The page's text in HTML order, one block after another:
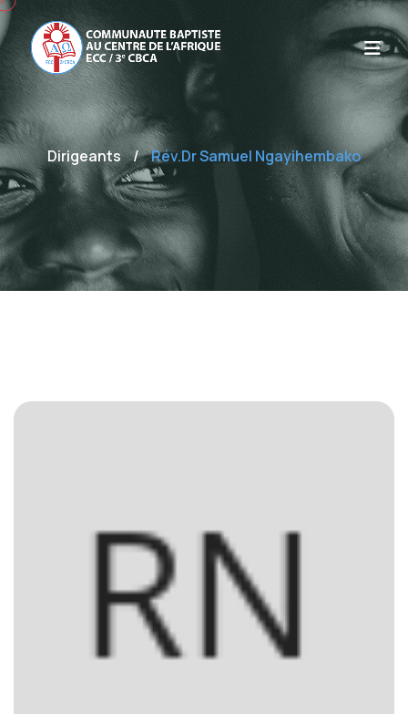
Dirigeants / Rév.Dr Samuel Ngayihembako